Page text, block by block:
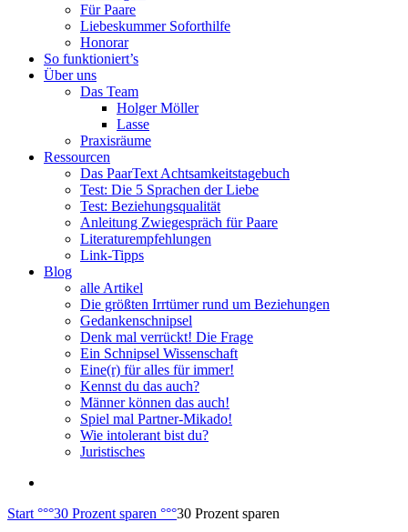
Für Paare
Liebeskummer Soforthilfe
Honorar
So funktioniert’s
Über uns
Das Team
Holger Möller
Lasse
Praxisräume
Ressourcen
Das PaarText Achtsamkeitstagebuch
Test: Die 5 Sprachen der Liebe
Test: Beziehungsqualität
Anleitung Zwiegespräch für Paare
Literaturempfehlungen
Link-Tipps
Blog
alle Artikel
Die größten Irrtümer rund um Beziehungen
Gedankenschnipsel
Denk mal verrückt! Die Frage
Ein Schnipsel Wissenschaft
Eine(r) für alles für immer!
Kennst du das auch?
Männer können das auch!
Spiel mal Partner-Mikado!
Wie intolerant bist du?
Juristisches
Start °°°30 Prozent sparen °°°30 Prozent sparen